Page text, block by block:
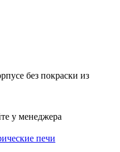
без покраски из
у менеджера
печи